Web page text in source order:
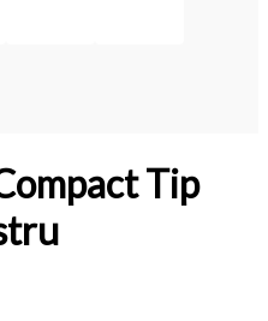
Tip